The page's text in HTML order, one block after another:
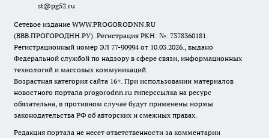
st@pg52.ru
Сетевое издание WWW.PROGORODNN.RU
(ВВВ.ПРОГОРОДНН.РУ). Регистрация РКН: №: 7378360181.
Регистрационный номер ЭЛ 77-90994 от 10.03.2026., выдано
Федеральной службой по надзору в сфере связи, информационных
технологий и массовых коммуникаций.
Возрастная категория сайта 16+. При использовании материалов
новостного портала progorodnn.ru гиперссылка на ресурс
обязательна, в противном случае будут применены нормы
законодательства РФ об авторских и смежных правах.
Редакция портала не несет ответственности за комментарии